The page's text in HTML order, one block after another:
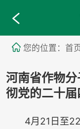
您的位置：首
河南省作物
彻党的二十
4月21日至